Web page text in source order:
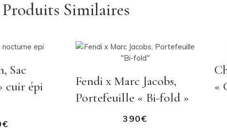
Produits Similaires
Sac
cuir épi
€
Fendi x Marc Jacobs,
Portefeuille « Bi-fold »
390€
«